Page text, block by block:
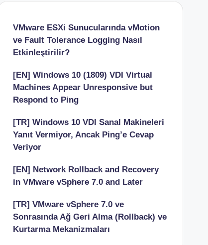
VMware ESXi Sunucularında vMotion
ve Fault Tolerance Logging Nasıl
Etkinleştirilir?
[EN] Windows 10 (1809) VDI Virtual
Machines Appear Unresponsive but
Respond to Ping
[TR] Windows 10 VDI Sanal Makineleri
Yanıt Vermiyor, Ancak Ping’e Cevap
Veriyor
[EN] Network Rollback and Recovery
in VMware vSphere 7.0 and Later
[TR] VMware vSphere 7.0 ve
Sonrasında Ağ Geri Alma (Rollback) ve
Kurtarma Mekanizmaları